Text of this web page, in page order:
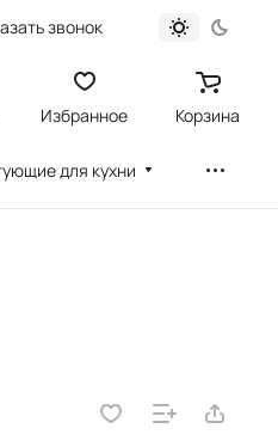
звонок
Избранное Корзина
для кухни